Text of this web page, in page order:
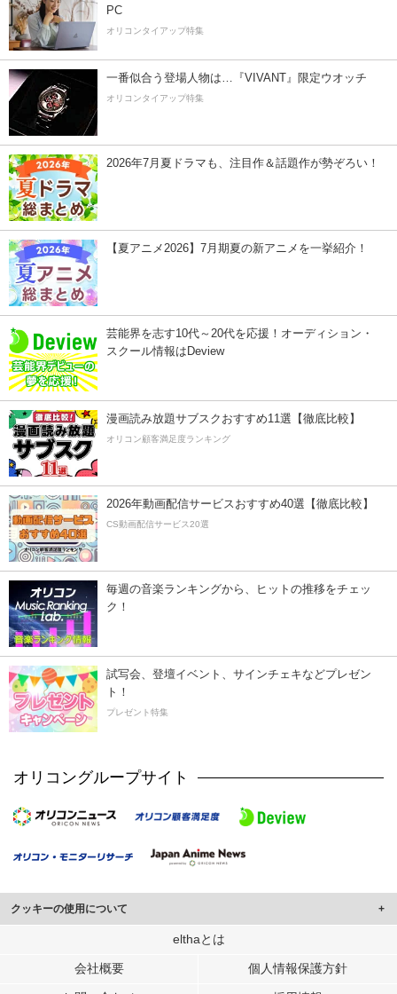
PC
オリコンタイアップ特集
一番似合う登場人物は…『VIVANT』限定ウオッチ
オリコンタイアップ特集
2026年7月夏ドラマも、注目作＆話題作が勢ぞろい！
【夏アニメ2026】7月期夏の新アニメを一挙紹介！
芸能界を志す10代～20代を応援！オーディション・
スクール情報はDeview
漫画読み放題サブスクおすすめ11選【徹底比較】
オリコン顧客満足度ランキング
2026年動画配信サービスおすすめ40選【徹底比較】
CS動画配信サービス20選
毎週の音楽ランキングから、ヒットの推移をチェッ
ク！
試写会、登壇イベント、サインチェキなどプレゼン
ト！
プレゼント特集
オリコングループサイト
クッキーの使用について
このサイトでは Cookie を使用して、ユーザーに合わせたコンテンツや広告の
行っています。
elthaとは
会社概要 個人情報保護方針